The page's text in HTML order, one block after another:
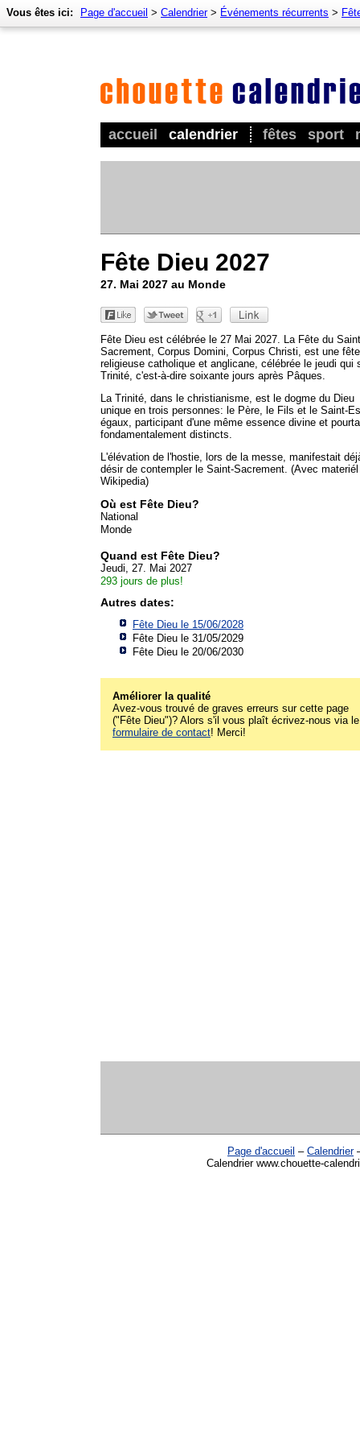
accueil calendrier fêtes sport
Vous êtes ici: Page d'accueil > Calendrier> Événements récurrents >
Fête Dieu 2027
27. Mai 2027 au Monde
Fête Dieu est célébrée le 27 Mai 2027. La Fête du
Sacrement, Corpus Domini, Corpus Christi, est une fête
religieuse catholique et anglicane, célébrée le jeudi qui
Trinité, c'est-à-dire soixante jours après Pâques.
La Trinité, dans le christianisme, est le dogme du Dieu
unique en trois personnes: le Père, le Fils et le Saint-
égaux, participant d'une même essence divine et
fondamentalement distincts.
L'élévation de l'hostie, lors de la messe, manifestait
désir de contempler le Saint-Sacrement. (Avec
Wikipedia)
Où est Fête Dieu?
National
Monde
Quand est Fête Dieu?
Jeudi, 27. Mai 2027
293 jours de plus!
Autres dates:
Fête Dieu le 15/06/2028
Fête Dieu le 31/05/2029
Fête Dieu le 20/06/2030
Améliorer la qualité
Avez-vous trouvé de graves erreurs sur cette page
("Fête Dieu")? Alors s'il vous plaît écrivez-nous via le
formulaire de contact! Merci!
Page d'accueil – Calendrier
Calendrier www.chouette-